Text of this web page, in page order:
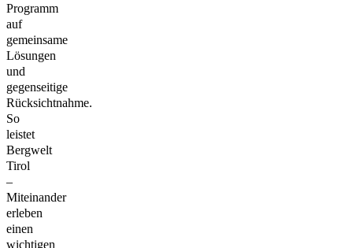
Programm
auf
gemeinsame
Lösungen
und
gegenseitige
Rücksichtnahme.
So
leistet
Bergwelt
Tirol
–
Miteinander
erleben
einen
wichtigen